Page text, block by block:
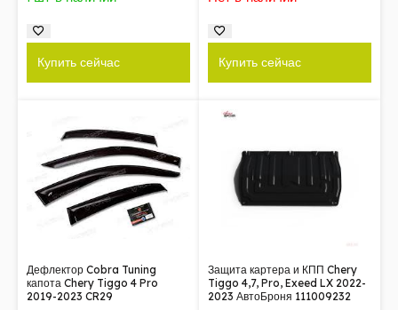
Купить сейчас Купить сейчас
Дефлектор Cobra Tuning
капота Chery Tiggo 4 Pro
2019-2023 CR29
Защита картера и КПП Chery
Tiggo 4,7, Pro, Exeed LX 2022-
2023 АвтоБроня 111009232